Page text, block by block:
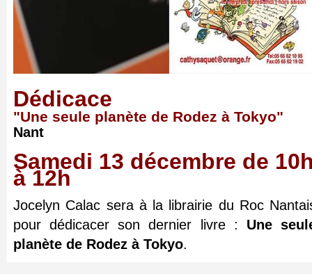
Dédicace
"Une seule planète de Rodez à Tokyo"
Nant
Samedi 13 décembre de
à 12h
Jocelyn Calac sera à la librairie du Roc
pour dédicacer son dernier livre : Une
planète de Rodez à Tokyo.